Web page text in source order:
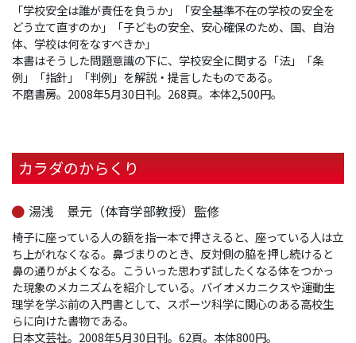
「学校安全は誰が責任を負うか」「安全基準不在の学校の安全を
どう立て直すのか」「子どもの安全、安心確保のため、国、自治
体、学校は何をなすべきか」
本書はそうした問題意識の下に、学校安全に関する「法」「条
例」「指針」「判例」を解説・提言したものである。
不磨書房。2008年5月30日刊。268頁。本体2,500円。
カラダのからくり
湯浅 景元（体育学部教授）監修
椅子に座っている人の額を指一本で押さえると、座っている人は立
ち上がれなくなる。鼻づまりのとき、反対側の脇を押し続けると
鼻の通りがよくなる。こういった思わず試したくなる体をつかっ
た現象のメカニズムを紹介している。バイオメカニクスや運動生
理学を学ぶ前の入門書として、スポーツ科学に関心のある高校生
らに向けた書物である。
日本文芸社。2008年5月30日刊。62頁。本体800円。